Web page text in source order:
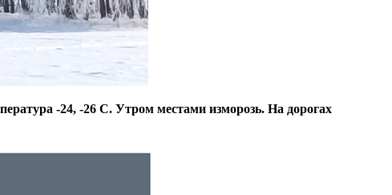
-24, -26 С. Утром местами изморозь. На дорогах